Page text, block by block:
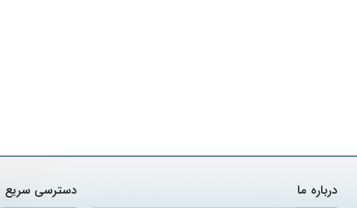
درباره ما دسترسی سریع